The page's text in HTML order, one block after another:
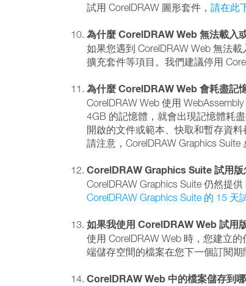
試用 CorelDRAW 圖形套件， 請在此
為什麼 CorelDRAW Web 無法載入
如果您遇到 CorelDRAW Web 無法
擴充套件等項目。我們建議停用
為什麼 CorelDRAW Web 會耗盡記
CorelDRAW Web 使用
4GB 的記憶體，就會出現記憶體耗盡
開啟的文件或範本、快取和暫存資
請注意，CorelDRAW Graphics
CorelDRAW Graphics Suite 試用版
CorelDRAW Graphics Suite 仍然提
CorelDRAW Graphics Suite 的 15 天
如果我使用 CorelDRAW Web 試用
使用 CorelDRAW Web 時，您建立
端儲存空間的檔案在您下一個訂閱期
CorelDRAW Web 中的檔案儲存到